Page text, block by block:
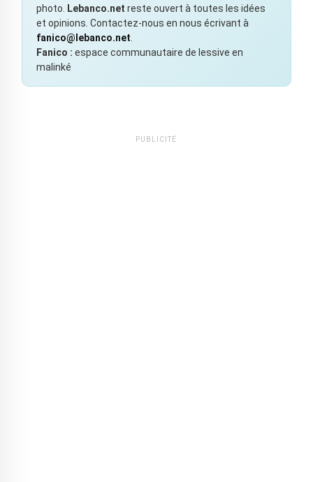
photo.
Lebanco.net reste ouvert à toutes les idées
et opinions. Contactez-nous en nous écrivant à
fanico@lebanco.net
Fanico : espace communautaire de lessive en
malinké
PUBLICITÉ